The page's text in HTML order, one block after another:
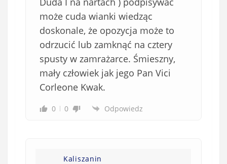
może cuda wianki wiedząc
doskonale, że opozycja może to
odrzucić lub zamknąć na cztery
spusty w zamrażarce. Śmieszny,
mały człowiek jak jego Pan Vici
Corleone Kwak.
0 0 Odpowiedz
Kaliszanin